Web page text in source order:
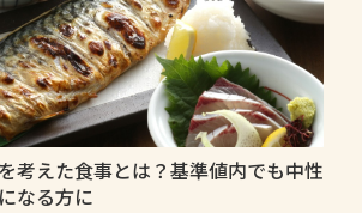
考えた食事とは？基準値内でも中性
なる方に